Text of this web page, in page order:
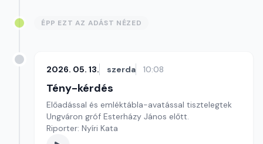
ÉPP EZT AZ ADÁST NÉZED
2026. 05. 13. szerda 10:08
Tény-kérdés
Előadással és emléktábla-avatással tisztelegtek
Ungváron gróf Esterházy János előtt.
Riporter: Nyíri Kata